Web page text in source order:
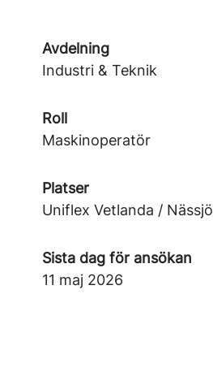
Avdelning
Industri & Teknik
Roll
Maskinoperatör
Platser
Uniflex Vetlanda / Nässjö
Sista dag för ansökan
11 maj 2026